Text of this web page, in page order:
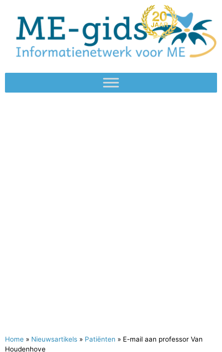
Home » Nieuwsartikels » Patiënten » E-mail aan professor Van
Houdenhove